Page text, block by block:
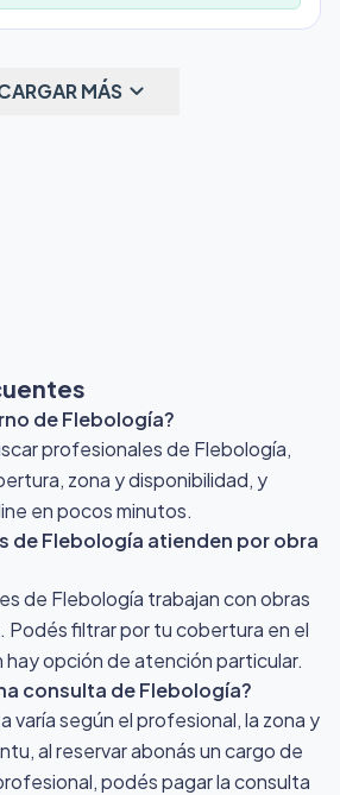
MÁS keyboard_arrow_down
de Flebología?
profesionales de Flebología,
zona y disponibilidad, y
en pocos minutos.
de Flebología atienden por obra
de Flebología trabajan con obras
Podés filtrar por tu cobertura en el
opción de atención particular.
consulta de Flebología?
varía según el profesional, la zona y
al reservar abonás un cargo de
podés pagar la consulta